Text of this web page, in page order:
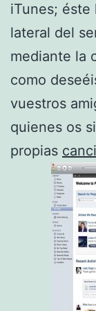
iTunes; éste
lateral del
mediante la
como
vuestros
quienes os
propias